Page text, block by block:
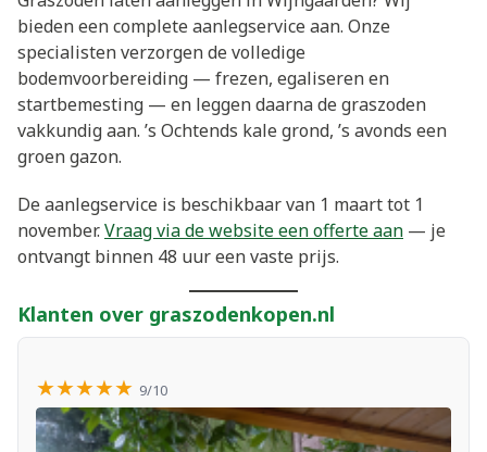
bieden een complete aanlegservice aan. Onze
specialisten verzorgen de volledige
bodemvoorbereiding — frezen, egaliseren en
startbemesting — en leggen daarna de graszoden
vakkundig aan. ’s Ochtends kale grond, ’s avonds een
groen gazon.
De aanlegservice is beschikbaar van 1 maart tot 1
november.Vraag via de website een offerte aan — je
ontvangt binnen 48 uur een vaste prijs.
Klanten over graszodenkopen.nl
★★★★★ 9/10